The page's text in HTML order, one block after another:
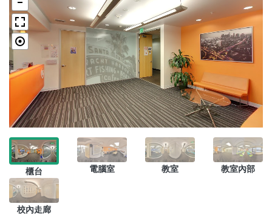
櫃台 電腦室 教室 教室內部
校內走廊